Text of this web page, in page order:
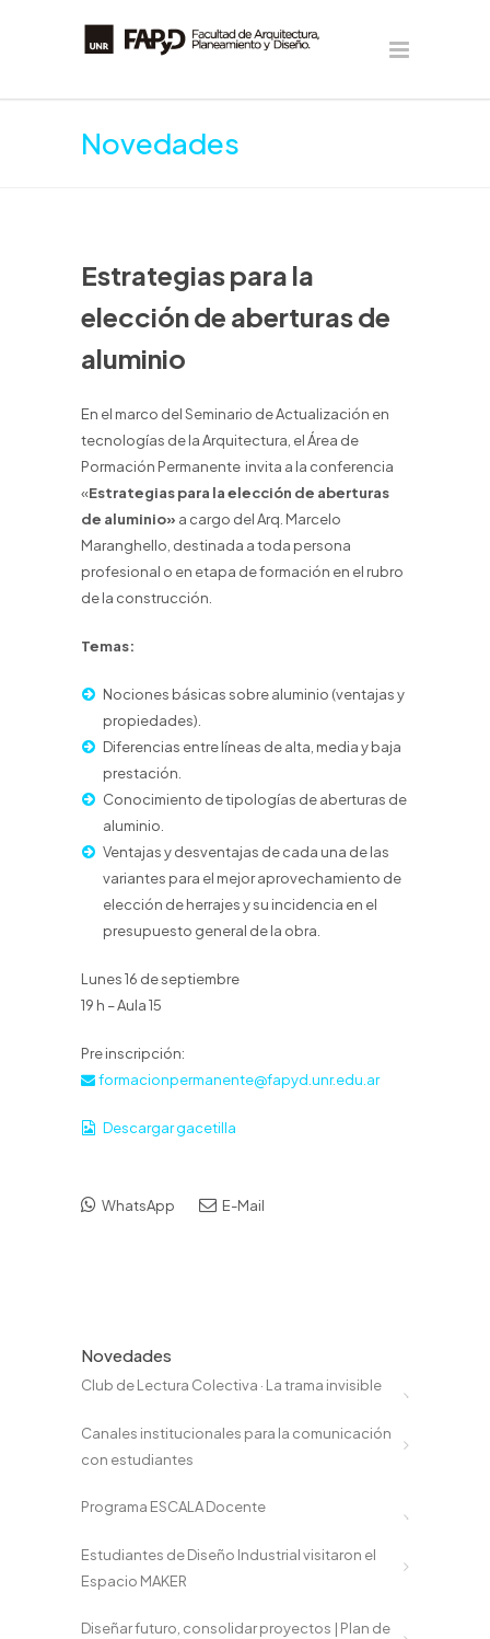
Novedades
Estrategias para la
elección de aberturas de
aluminio
En el marco del Seminario de Actualización en
tecnologías de la Arquitectura, el Área de
Pormación Permanente invita a la conferencia
«Estrategias para la elección de aberturas
de aluminio» a cargo del Arq. Marcelo
Maranghello, destinada a toda persona
profesional o en etapa de formación en el rubro
de la construcción.
Temas:
Nociones básicas sobre aluminio (ventajas y
propiedades).
Diferencias entre líneas de alta, media y baja
prestación.
Conocimiento de tipologías de aberturas de
aluminio.
Ventajas y desventajas de cada una de las
variantes para el mejor aprovechamiento de
elección de herrajes y su incidencia en el
presupuesto general de la obra.
Lunes 16 de septiembre
19 h – Aula 15
Pre inscripción:
formacionpermanente@fapyd.unr.edu.ar
Descargar gacetilla
WhatsApp E-Mail
Novedades
Club de Lectura Colectiva · La trama invisible
Canales institucionales para la comunicación
con estudiantes
Programa ESCALA Docente
Estudiantes de Diseño Industrial visitaron el
Espacio MAKER
Diseñar futuro, consolidar proyectos | Plan de